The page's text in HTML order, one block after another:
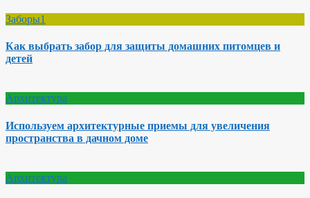
Заборы1
Как выбрать забор для защиты домашних питомцев и
детей
Архитектура
Используем архитектурные приемы для увеличения
пространства в дачном доме
Архитектура